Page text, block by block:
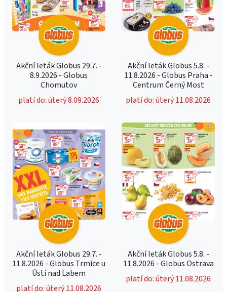
Akční leták Globus 29.7. -
8.9.2026 - Globus
Chomutov
platí do: úterý 8.09.2026
Akční leták Globus 5.8. -
11.8.2026 - Globus Praha -
Centrum Černý Most
platí do: úterý 11.08.2026
Akční leták Globus 29.7. -
11.8.2026 - Globus Trmice u
Ústí nad Labem
platí do: úterý 11.08.2026
Akční leták Globus 5.8. -
11.8.2026 - Globus Ostrava
platí do: úterý 11.08.2026